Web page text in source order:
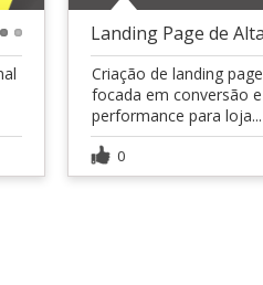
Criação de landing page
focada em conversão e
performance para loja...
0